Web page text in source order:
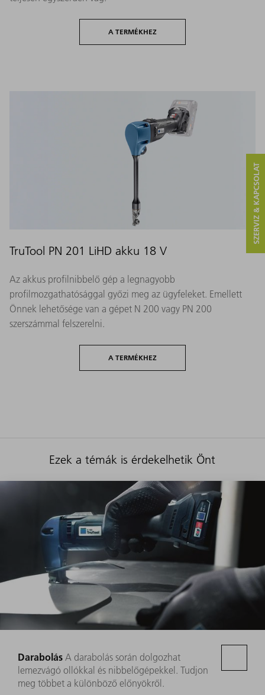
A TERMÉKHEZ
TruTool PN 201 LiHD akku 18 V
Az akkus profilnibbelő gép a legnagyobb
profilmozgathatósággal győzi meg az ügyfeleket. Emellett
Önnek lehetősége van a gépet N 200 vagy PN 200
szerszámmal felszerelni.
A TERMÉKHEZ
Ezek a témák is érdekelhetik Önt
Darabolás A darabolás során dolgozhat
lemezvágó ollókkal és nibbelőgépekkel. Tudjon
meg többet a különböző előnyökről.
SZERVIZ & KAPCSOLAT